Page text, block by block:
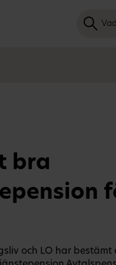
Sök
bra
och LO har bestämt